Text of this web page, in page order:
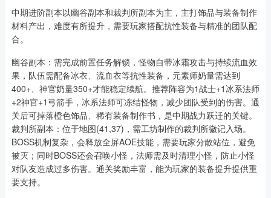
中期进阶副本以幽谷副本和裁判所副本为主，主打饰品与装备制作
材料产出，难度有所提升，需要玩家搭配抗性装备与精准的团队配
合。
幽谷副本：需完成前置任务解锁，怪物自带冰霜攻击与持续流血效
果，队伍需配备冰衣、流血衣等抗性装备，元素师奶量需达到
400+、神官奶量350+才能稳定续航。推荐阵容为1战士+1冰系法师
+2神官+1弓箭手，冰系法师可冻结怪物，减少团队受到的伤害。通
关后可掉落橙色饰品、稀有装备制作书，是中期战力跃迁的关键。
裁判所副本：位于地图(41,37)，需工坊制作的裁判所徽记入场。
BOSS机制复杂，会释放全屏AOE技能，需要玩家分散站位，避免
被灭；同时BOSS还会召唤小怪，法师需及时清理小怪，防止小怪
对队友造成过多伤害。通关奖励丰富，能为玩家的装备提升提供重
要支持。